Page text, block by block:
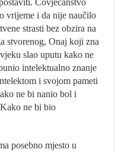
Čovječanstvo
vrijeme i da nije naučilo
strasti bez obzira na
stvorenog, Onaj koji zna
slao uputu kako ne
intelektualno znanje
i svojom pameti
ne bi nanio bol i
ne bi bio
posebno mjesto u